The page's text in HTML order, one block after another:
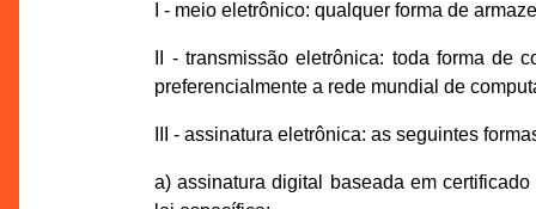
I - meio eletrônico: qualquer forma de
II - transmissão eletrônica: toda forma de
preferencialmente a rede mundial de
III - assinatura eletrônica: as seguintes
a) assinatura digital baseada em